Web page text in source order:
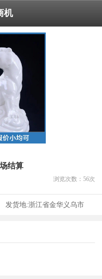
机
结算
浏览次数： 56次
发货地:浙江省金华义乌市